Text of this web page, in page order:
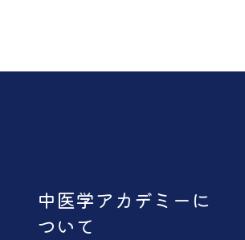
中医学アカデミーに
ついて